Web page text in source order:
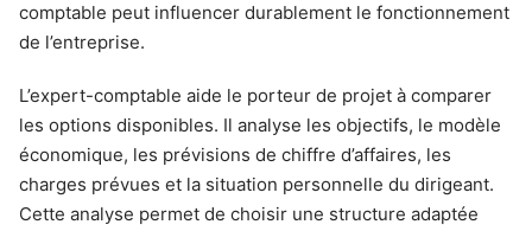
comptable peut influencer durablement le fonctionnement
de l’entreprise.
L’expert-comptable aide le porteur de projet à comparer
les options disponibles. Il analyse les objectifs, le modèle
économique, les prévisions de chiffre d’affaires, les
charges prévues et la situation personnelle du dirigeant.
Cette analyse permet de choisir une structure adaptée